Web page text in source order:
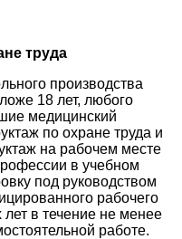
труда
производства
18 лет, любого
медицинский
по охране труда и
на рабочем месте
в учебном
под руководством
рабочего
в течение не менее
работе.